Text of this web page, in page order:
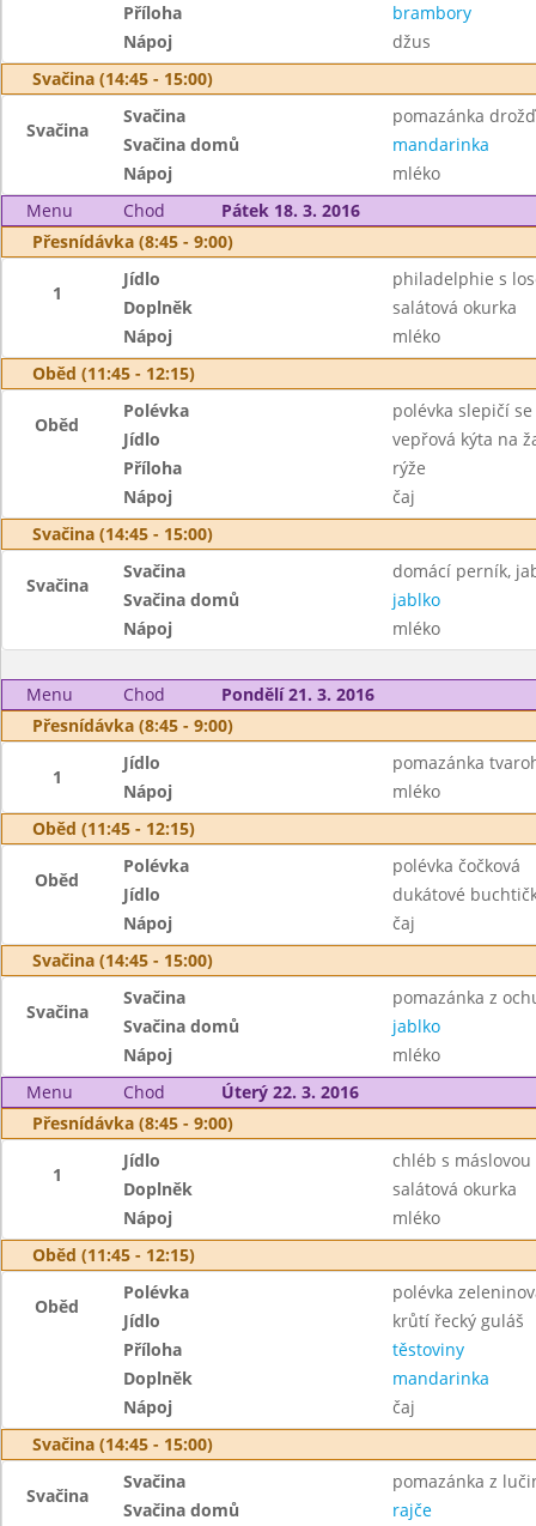
Příloha
brambory
Nápoj
džus
Svačina (14:45 - 15:00)
Svačina
Svačina
pomazánka
Svačina domů
mandarinka
Nápoj
mléko
Menu
Chod
Pátek 18. 3. 2016
Přesnídávka (8:45 - 9:00)
1
Jídlo
philadelphie s
Doplněk
salátová okurka
Nápoj
mléko
Oběd (11:45 - 12:15)
Oběd
Polévka
polévka slepičí
Jídlo
vepřová kýta na
Příloha
rýže
Nápoj
čaj
Svačina (14:45 - 15:00)
Svačina
Svačina
domácí perník,
Svačina domů
jablko
Nápoj
mléko
Menu Chod
Pondělí 21. 3. 2016
Přesnídávka (8:45 - 9:00)
1
Jídlo
pomazánka
Nápoj
mléko
Oběd (11:45 - 12:15)
Oběd
Polévka
polévka čočková
Jídlo
dukátové
Nápoj
čaj
Svačina (14:45 - 15:00)
Svačina
Svačina
pomazánka z
Svačina domů
jablko
Nápoj
mléko
Menu
Chod
Úterý 22. 3. 2016
Přesnídávka (8:45 - 9:00)
1
Jídlo
chléb s
Doplněk
salátová okurka
Nápoj
mléko
Oběd (11:45 - 12:15)
Oběd
Polévka
polévka
Jídlo
krůtí řecký guláš
Příloha
těstoviny
Doplněk
mandarinka
Nápoj
čaj
Svačina (14:45 - 15:00)
Svačina
Svačina
pomazánka z
Svačina domů
rajče